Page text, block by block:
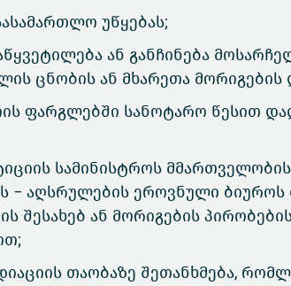
უწყებას;
ან განჩინება
ცნობის ან მხარეთა მორიგების
ფარგლებში სანოტარო წესით
სამინისტროს
− აღსრულების ეროვნული ბიუროს
შესახებ ან მორიგების
თაობაზე შეთანხმება,